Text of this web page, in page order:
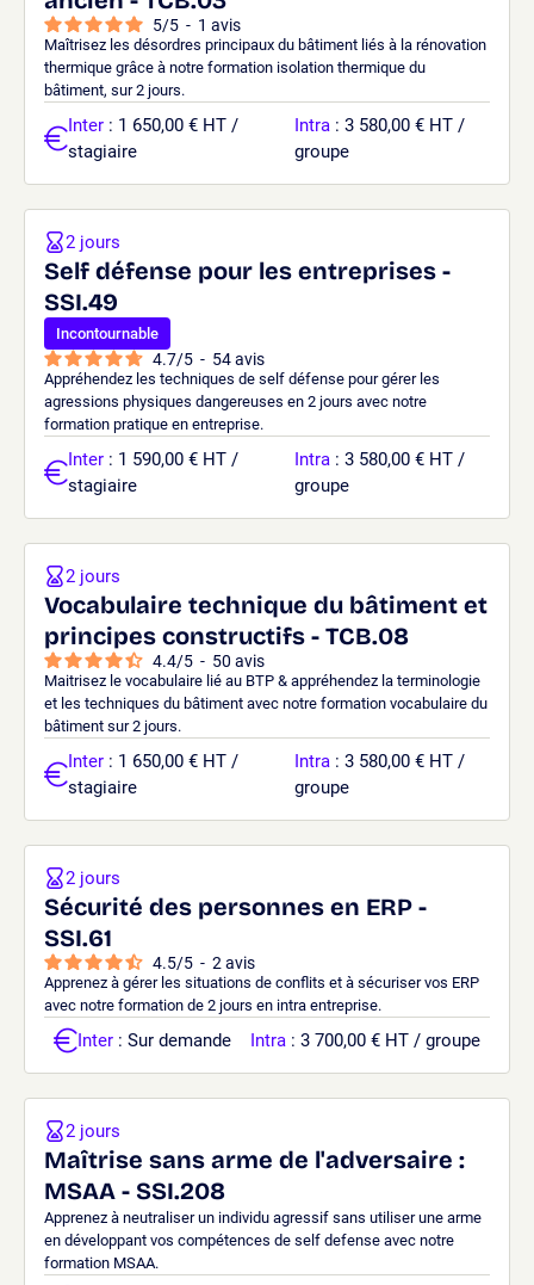
5/5 - 1 avis
Maîtrisez les désordres principaux du bâtiment liés à la rénovation
thermique grâce à notre formation isolation thermique du
bâtiment, sur 2 jours.
Inter : 1 650,00 € HT /
stagiaire
Intra : 3 580,00 € HT /
groupe
Self défense pour les entreprises -
SSI.49
Incontournable
4.7/5 - 54avis
Appréhendez les techniques de self défense pour gérer les
agressions physiques dangereuses en 2 jours avec notre
formation pratique en entreprise.
2 jours
Inter : 1 590,00 € HT /
stagiaire
Intra : 3 580,00 € HT /
groupe
Vocabulaire technique du bâtiment et
principes constructifs - TCB.08
4.4/5 - 50 avis
Maitrisez le vocabulaire lié au BTP & appréhendez la terminologie
et les techniques du bâtiment avec notre formation vocabulaire du
bâtiment sur 2 jours.
2 jours
Inter : 1 650,00 € HT /
stagiaire
Intra : 3 580,00 € HT /
groupe
Sécurité des personnes en ERP -
SSI.61
4.5/5 - 2 avis
Apprenez à gérer les situations de conflits et à sécuriser vos ERP
avec notre formation de 2 jours en intra entreprise.
2 jours
Inter : Sur demande Intra : 3 700,00 € HT / groupe
Maîtrise sans arme de l'adversaire :
MSAA - SSI.208
Apprenez à neutraliser un individu agressif sans utiliser une arme
en développant vos compétences de self defense avec notre
formation MSAA.
2 jours